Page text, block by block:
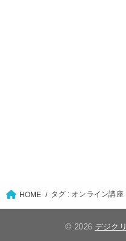
HOME タグ : オンライン講座
© 2026 デジクリ